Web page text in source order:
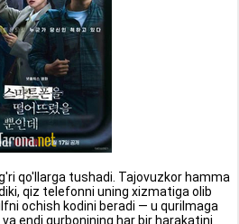
qo'llarga tushadi. Tajovuzkor hamma
qiz telefonni uning xizmatiga olib
ochish kodini beradi — u qurilmaga
endi qurbonining har bir harakatini